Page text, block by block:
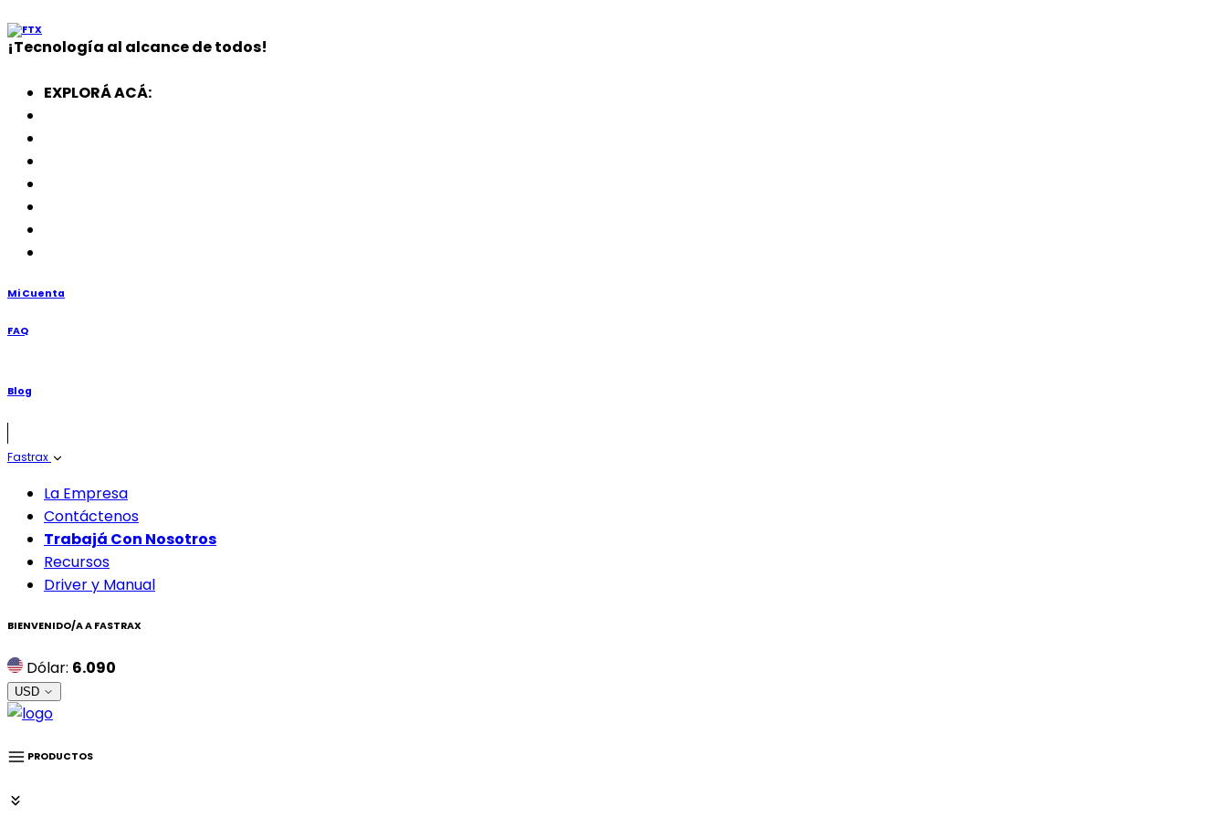
¡Tecnología al alcance de todos!
EXPLORÁ ACÁ:
Mi Cuenta
FAQ
Blog
Fastrax
La Empresa
Contáctenos
Trabajá Con Nosotros
Recursos
Driver y Manual
BIENVENIDO/A A FASTRAX
Dólar: 6.090
USD
PRODUCTOS